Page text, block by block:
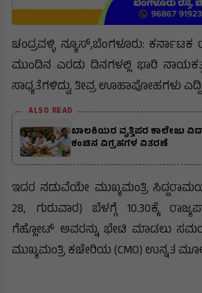
ಚಂದ್ರವಳ್ಳಿ ನ್ಯೂಸ್,ಬೆಂಗಳೂರು:
ಮುಂದಿನ ಎರಡು ದಿನಗಳಲ್ಲಿ ಭಾರಿ
ಸಾಧ್ಯತೆಗಳಿದ್ದು, ತೀವ್ರ ಊಹಾಪೋಹಗಳು
ALSO READ
ಬಾಲಕಿಯರ ವೃತ್ತಿಪರ ಕಾಲೇಜು
ಕಂಚಿನ ವಿಗ್ರಹಗಳ ವಿತರಣೆ
ಇದರ ನಡುವೆಯೇ ಮುಖ್ಯಮಂತ್ರಿ
28, ಗುರುವಾರ) ಬೆಳಗ್ಗೆ 10.30ಕ್ಕೆ
ಗೆಹ್ಲೋಟ್ ಅವರನ್ನು ಭೇಟಿ ಮಾಡಲು
ಮುಖ್ಯಮಂತ್ರಿ ಕಚೇರಿಯ (CMO) ಉನ್ನತ